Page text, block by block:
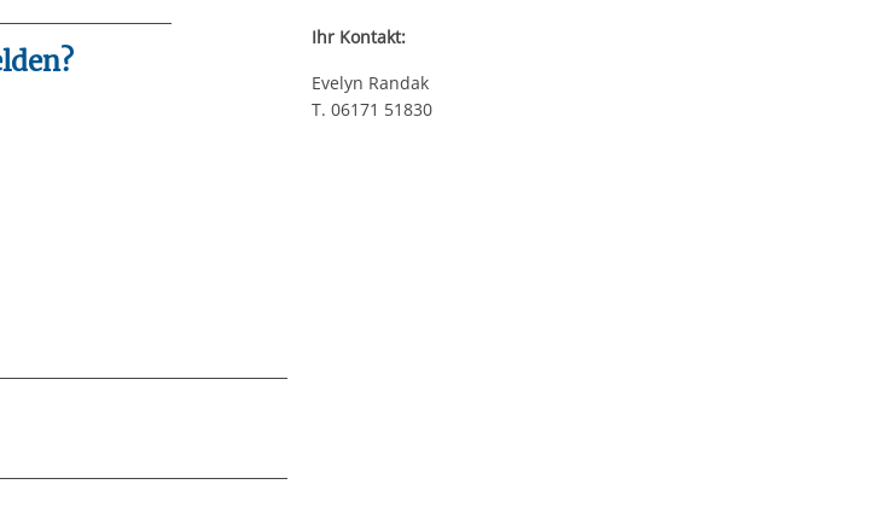
Ihr Kontakt:
Evelyn Randak
T. 06171 51830